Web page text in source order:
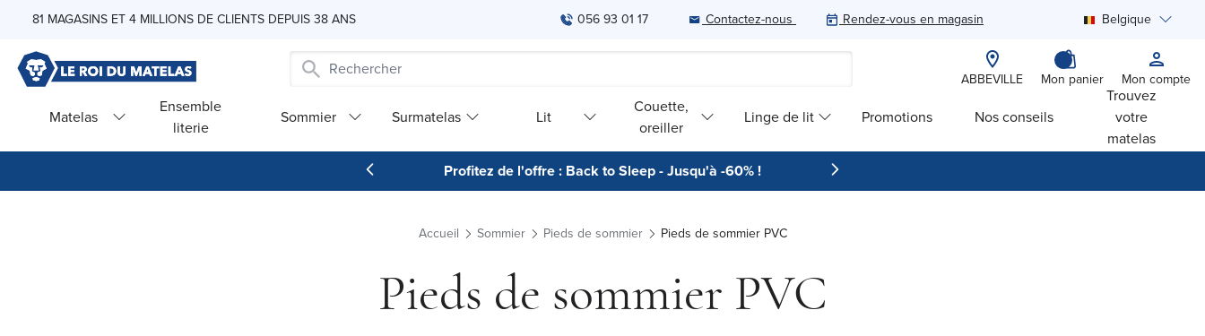
Skip to Content
81 MAGASINS ET 4 MILLIONS DE CLIENTS DEPUIS 38 ANS 056 93 01 17 Contactez-nous Rendez-vous en magasin Belgique
ABBEVILLE Mon panier Mon compte
Matelas
Ensemble
literie
Sommier Surmatelas Lit
Couette,
oreiller
Linge de lit Promotions Nos conseils
Trouvez
votre
matelas
Profitez de l'offre : Back to Sleep - Jusqu'à -60% !
Accueil Sommier Pieds de sommier Pieds de sommier PVC
Pieds de sommier PVC